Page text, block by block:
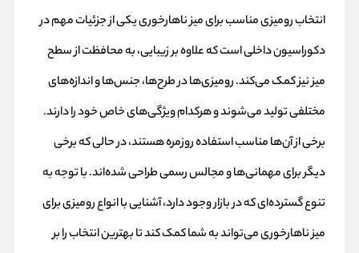
انتخاب رومیزی مناسب برای میز ناهارخوری یکی از جزئیات مهم در
دکوراسیون داخلی است که علاوه بر زیبایی، به محافظت از سطح
میز نیز کمک می‌کند. رومیزی‌ها در طرح‌ها، جنس‌ها و اندازه‌های
مختلفی تولید می‌شوند و هرکدام ویژگی‌های خاص خود را دارند.
برخی از آن‌ها مناسب استفاده روزمره هستند، در حالی که برخی
دیگر برای مهمانی‌ها و مجالس رسمی طراحی شده‌اند. با توجه به
تنوع گسترده‌ای که در بازار وجود دارد، آشنایی با انواع رومیزی برای
میز ناهارخوری می‌تواند به شما کمک کند تا بهترین انتخاب را بر